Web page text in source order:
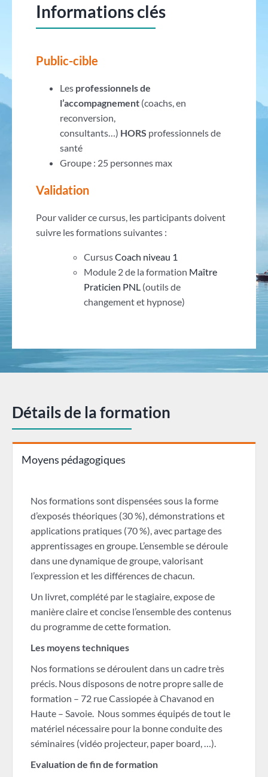
Informations clés
Public-cible
Les professionnels de
l’accompagnement(coachs, en
reconversion,
consultants…) HORS professionnels de
santé
Groupe : 25 personnes max
Validation
Pour valider ce cursus, les participants doivent
suivre les formations suivantes :
CursusCoach niveau 1
Module 2 de la formation Maître
Praticien PNL (outils de
changement et hypnose)
Détails de la formation
Moyens pédagogiques
Nos formations sont dispensées sous la forme
d’exposés théoriques (30 %), démonstrations et
applications pratiques (70 %), avec partage des
apprentissages en groupe. L’ensemble se déroule
dans une dynamique de groupe, valorisant
l’expression et les différences de chacun.
Un livret, complété par le stagiaire, expose de
manière claire et concise l’ensemble des contenus
du programme de cette formation.
Les moyens techniques
Nos formations se déroulent dans un cadre très
précis. Nous disposons de notre propre salle de
formation – 72 rue Cassiopée à Chavanod en
Haute – Savoie. Nous sommes équipés de tout le
matériel nécessaire pour la bonne conduite des
séminaires (vidéo projecteur, paper board, …).
Evaluation de fin de formation